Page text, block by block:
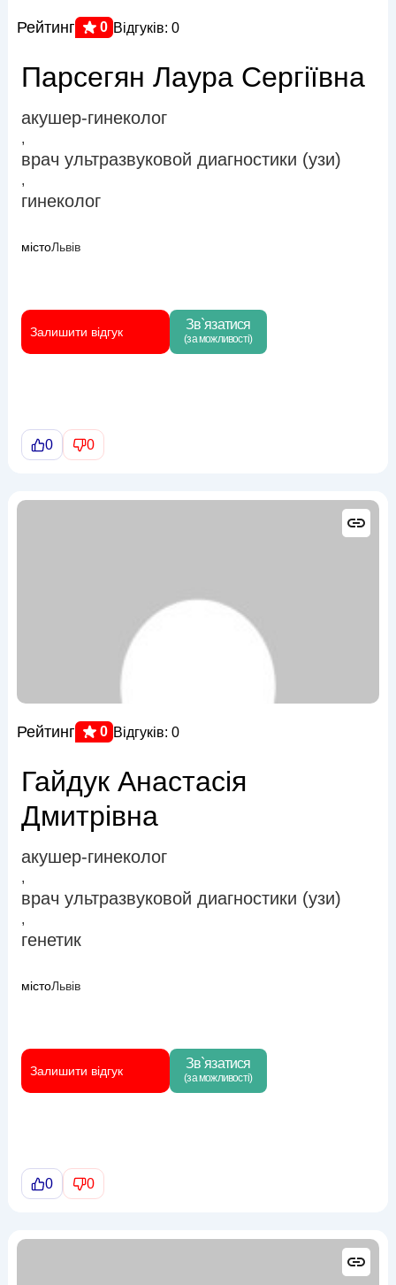
Рейтинг 0 Відгуків: 0
Парсегян Лаура Сергіївна
акушер-гинеколог
,
врач ультразвуковой диагностики (узи)
,
гинеколог
містоЛьвів
Залишити відгук Зв`язатися
(за можливості)
0 0
Рейтинг 0 Відгуків: 0
Гайдук Анастасія
Дмитрівна
акушер-гинеколог
,
врач ультразвуковой диагностики (узи)
,
генетик
містоЛьвів
Залишити відгук Зв`язатися
(за можливості)
0 0